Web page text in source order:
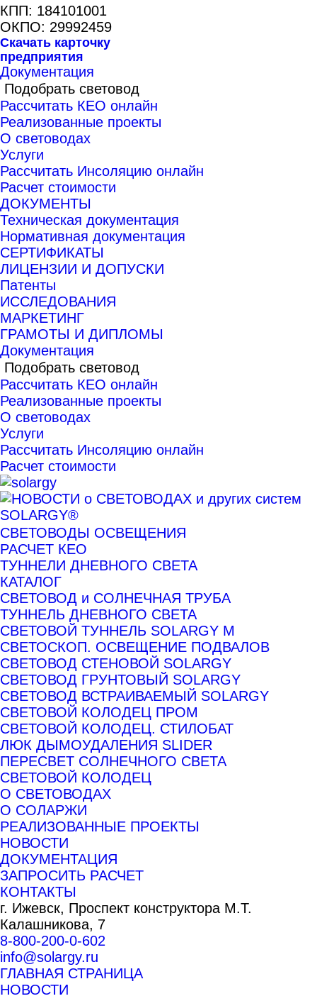
КПП: 184101001
ОКПО: 29992459
Скачать карточку
предприятия
Документация
Подобрать световод
Рассчитать КЕО онлайн
Реализованные проекты
О световодах
Услуги
Рассчитать Инсоляцию онлайн
Расчет стоимости
ДОКУМЕНТЫ
Техническая документация
Нормативная документация
СЕРТИФИКАТЫ
ЛИЦЕНЗИИ И ДОПУСКИ
Патенты
ИССЛЕДОВАНИЯ
МАРКЕТИНГ
ГРАМОТЫ И ДИПЛОМЫ
Документация
Подобрать световод
Рассчитать КЕО онлайн
Реализованные проекты
О световодах
Услуги
Рассчитать Инсоляцию онлайн
Расчет стоимости
СВЕТОВОДЫ ОСВЕЩЕНИЯ
РАСЧЕТ КЕО
ТУННЕЛИ ДНЕВНОГО СВЕТА
КАТАЛОГ
СВЕТОВОД и СОЛНЕЧНАЯ ТРУБА
ТУННЕЛЬ ДНЕВНОГО СВЕТА
СВЕТОВОЙ ТУННЕЛЬ SOLARGY М
СВЕТОСКОП. ОСВЕЩЕНИЕ ПОДВАЛОВ
СВЕТОВОД СТЕНОВОЙ SOLARGY
СВЕТОВОД ГРУНТОВЫЙ SOLARGY
СВЕТОВОД ВСТРАИВАЕМЫЙ SOLARGY
СВЕТОВОЙ КОЛОДЕЦ ПРОМ
СВЕТОВОЙ КОЛОДЕЦ. СТИЛОБАТ
ЛЮК ДЫМОУДАЛЕНИЯ SLIDER
ПЕРЕСВЕТ СОЛНЕЧНОГО СВЕТА
СВЕТОВОЙ КОЛОДЕЦ
О СВЕТОВОДАХ
О СОЛАРЖИ
РЕАЛИЗОВАННЫЕ ПРОЕКТЫ
НОВОСТИ
ДОКУМЕНТАЦИЯ
ЗАПРОСИТЬ РАСЧЕТ
КОНТАКТЫ
г. Ижевск, Проспект конструктора М.Т.
Калашникова, 7
8-800-200-0-602
info@solargy.ru
ГЛАВНАЯ СТРАНИЦА
НОВОСТИ